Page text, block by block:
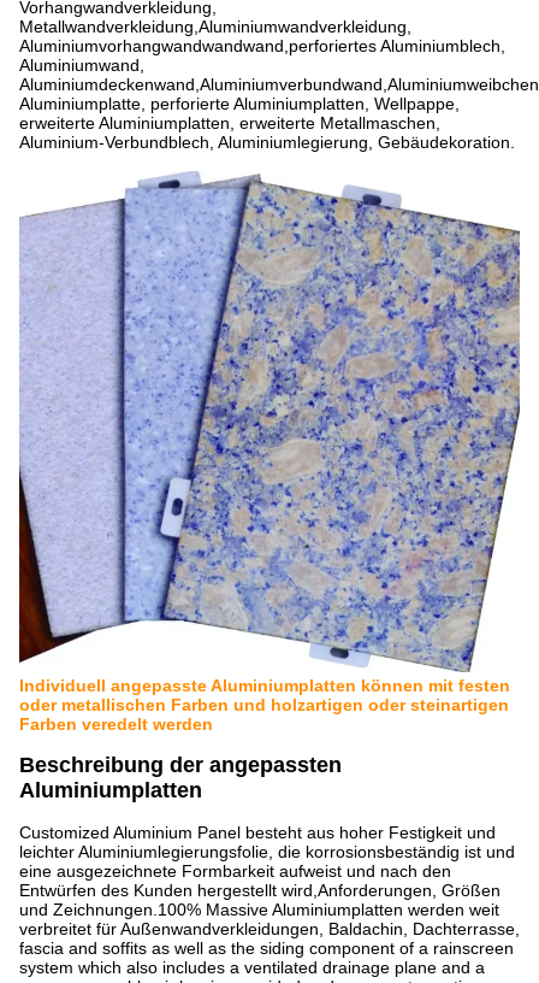
Vorhangwandverkleidung,
Metallwandverkleidung,Aluminiumwandverkleidung,
Aluminiumvorhangwandwandwand,perforiertes Aluminiumblech,
Aluminiumwand,
Aluminiumplatte, perforierte Aluminiumplatten, Wellpappe,
erweiterte Aluminiumplatten, erweiterte Metallmaschen,
Aluminium-Verbundblech, Aluminiumlegierung, Gebäudekoration.
Individuell angepasste Aluminiumplatten können mit festen
oder metallischen Farben und holzartigen oder steinartigen
Farben veredelt werden
Beschreibung der angepassten
Aluminiumplatten
Customized Aluminium Panel besteht aus hoher Festigkeit und
leichter Aluminiumlegierungsfolie, die korrosionsbeständig ist und
eine ausgezeichnete Formbarkeit aufweist und nach den
Entwürfen des Kunden hergestellt wird,Anforderungen, Größen
und Zeichnungen.100% Massive Aluminiumplatten werden weit
verbreitet für Außenwandverkleidungen, Baldachin, Dachterrasse,
fascia and soffits as well as the siding component of a rainscreen
system which also includes a ventilated drainage plane and a